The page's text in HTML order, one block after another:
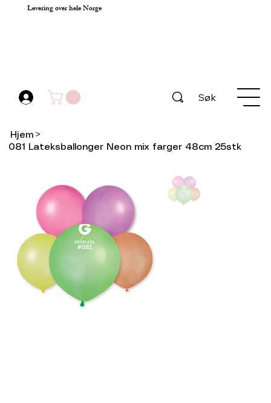
Levering over hele Norge
Søk
Hjem >
081 Lateksballonger Neon mix farger 48cm 25stk